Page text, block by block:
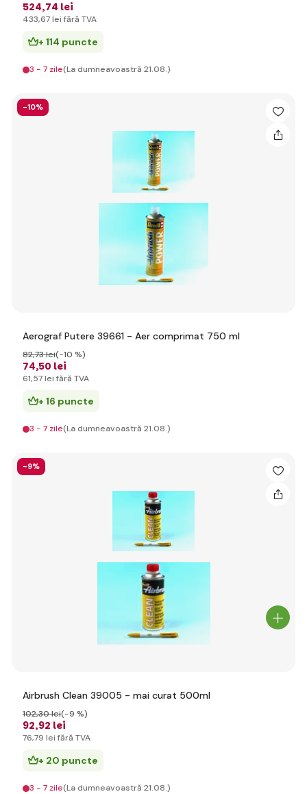
524,74 lei
433,67 lei fără TVA
+ 114 puncte
3 - 7 zile(La dumneavoastră 21.08.)
-10%
Aerograf Putere 39661 - Aer comprimat 750 ml
74,50 lei
82,73 lei(-10 %)
61,57 lei fără TVA
+ 16 puncte
3 - 7 zile(La dumneavoastră 21.08.)
-9%
Airbrush Clean 39005 - mai curat 500ml
92,92 lei
102,30 lei(-9 %)
76,79 lei fără TVA
+ 20 puncte
3 - 7 zile(La dumneavoastră 21.08.)